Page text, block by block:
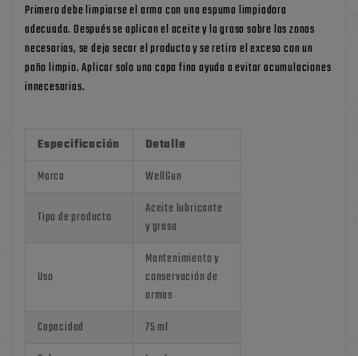
Primero debe limpiarse el arma con una espuma limpiadora
adecuada. Después se aplican el aceite y la grasa sobre las zonas
necesarias, se deja secar el producto y se retira el exceso con un
paño limpio. Aplicar solo una capa fina ayuda a evitar acumulaciones
innecesarias.
Especificación
Detalle
Marca
WellGun
Tipo de producto
Aceite lubricante
y grasa
Uso
Mantenimiento y
conservación de
armas
Capacidad
75 ml